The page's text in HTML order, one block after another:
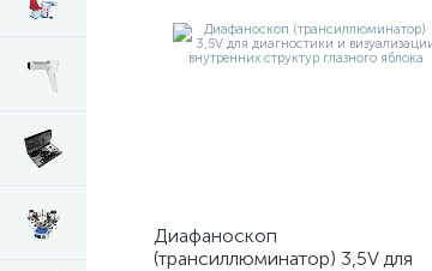
Диафаноскоп
(трансиллюминатор) 3,5V для